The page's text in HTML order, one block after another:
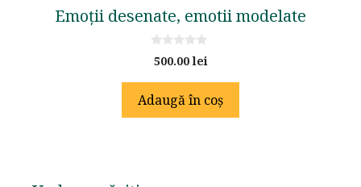
Emoții desenate, emotii modelate
0
o
o
f
5
500.00lei
Adaugă în coș